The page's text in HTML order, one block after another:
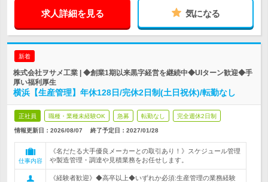
求人詳細を見る 気になる
新着
株式会社ヲサメ工業 | ◆創業1期以来黒字経営を継続中◆UIターン歓迎◆手
厚い福利厚生
横浜【生産管理】年休128日/完休2日制(土日祝休)/転勤なし
正社員 職種・業種未経験OK 急募 転勤なし 完全週休2日制
情報更新日：2026/08/07 終了予定日： 2027/01/28
仕事内容
《名だたる大手優良メーカーとの取引あり！》スケジュール管理
や製造管理・調達や見積業務をお任せします。
《経験者歓迎》◆高卒以上◆いずれか必須:生産管理の業務経験